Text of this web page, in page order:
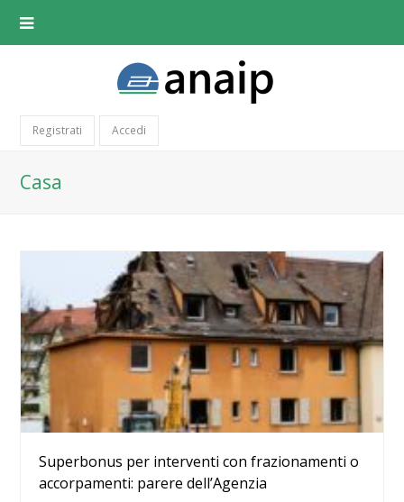
Registrati Accedi
Casa
Superbonus per interventi con frazionamenti o
accorpamenti: parere dell’Agenzia